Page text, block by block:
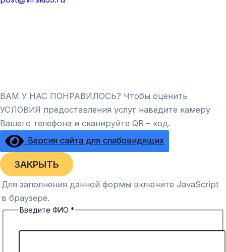
ВАМ У НАС ПОНРАВИЛОСЬ? Чтобы оценить
УСЛОВИЯ предоставления услуг наведите камеру
Вашего телефона и сканируйте QR – код.
Версия сайта для слабовидящих
ЗАКРЫТЬ
Для заполнения данной формы включите JavaScript
в браузере.
Введите ФИО *